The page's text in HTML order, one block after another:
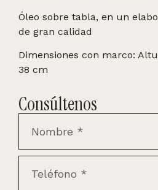
Óleo sobre tabla, en un
de gran calidad
Dimensiones con marco:
38 cm
Consúltenos